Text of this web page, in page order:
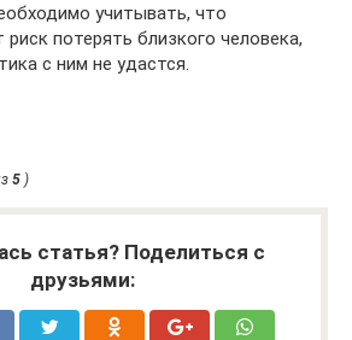
учитывать, что
риск потерять близкого человека,
с ним не удастся.
5 )
статья? Поделиться с
друзьями: